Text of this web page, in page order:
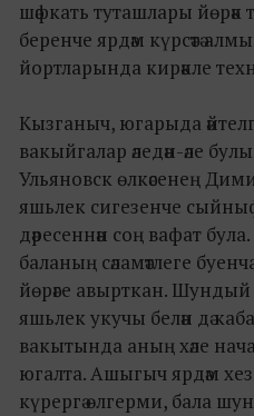
шәфкать туташлары йөрәк
беренче ярдәм күрсәтә
йортларында кирәкле
Кызганыч, югарыда
вакыйгалар әледән-әле
Ульяновск өлкәсенең
яшьлек сигезенче
дәресеннән соң вафат
баланың сәламәтлеге
йөрәге авырткан. Шундый
яшьлек укучы белән дә
вакытында аның хәле
югалта. Ашыгыч ярдәм
күрергә өлгерми, бала